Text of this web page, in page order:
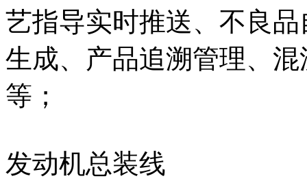
艺指导实时推送、不良
生成、产品追溯管理、
等；
发动机总装线